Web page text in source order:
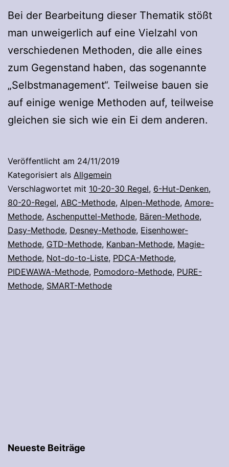
Bei der Bearbeitung dieser Thematik stößt
man unweigerlich auf eine Vielzahl von
verschiedenen Methoden, die alle eines
zum Gegenstand haben, das sogenannte
„Selbstmanagement“. Teilweise bauen sie
auf einige wenige Methoden auf, teilweise
gleichen sie sich wie ein Ei dem anderen.
Veröffentlicht am 24/11/2019
Kategorisiert als Allgemein
Verschlagwortet mit 10-20-30 Regel, 6-Hut-Denken,
80-20-Regel, ABC-Methode, Alpen-Methode, Amore-
Methode, Aschenputtel-Methode, Bären-Methode,
Dasy-Methode, Desney-Methode, Eisenhower-
Methode, GTD-Methode, Kanban-Methode, Magie-
Methode, Not-do-to-Liste, PDCA-Methode,
PIDEWAWA-Methode, Pomodoro-Methode, PURE-
Methode, SMART-Methode
Neueste Beiträge